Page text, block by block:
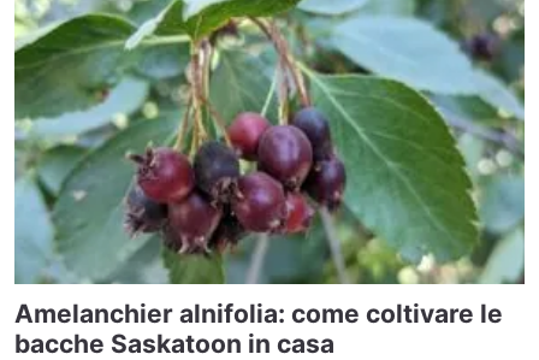
Amelanchier alnifolia: come coltivare le
bacche Saskatoon in casa